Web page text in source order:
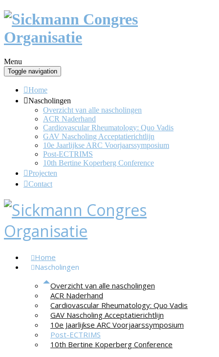
Menu
Toggle navigation
Home
Nascholingen
Overzicht van alle nascholingen
ACR Naderhand
Cardiovascular Rheumatology: Quo Vadis
GAV Nascholing Acceptatierichtlijn
10e Jaarlijkse ARC Voorjaarssymposium
Post-ECTRIMS
10th Bertine Koperberg Conference
Projecten
Contact
Home
Nascholingen
Overzicht van alle nascholingen
ACR Naderhand
Cardiovascular Rheumatology: Quo Vadis
GAV Nascholing Acceptatierichtlijn
10e Jaarlijkse ARC Voorjaarssymposium
Post-ECTRIMS
10th Bertine Koperberg Conference